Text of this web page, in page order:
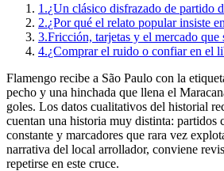
1.¿Un clásico disfrazado de partido
2.¿Por qué el relato popular insiste
3.Fricción, tarjetas y el mercado que
4.¿Comprar el ruido o confiar en el
Flamengo recibe a São Paulo con la
pecho y una hinchada que llena el
goles. Los datos cualitativos del historial
cuentan una historia muy distinta: partidos
constante y marcadores que rara vez
narrativa del local arrollador, conviene
repetirse en este cruce.